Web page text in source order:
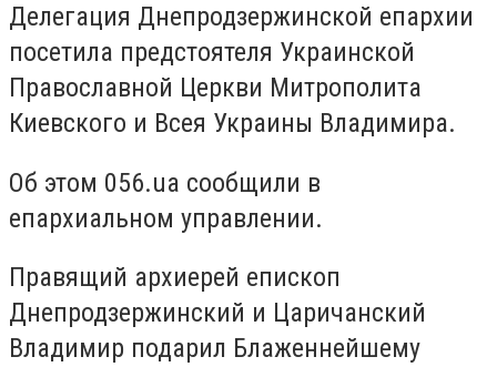
Делегация Днепродзержинской епархии
посетила предстоятеля Украинской
Православной Церкви Митрополита
Киевского и Всея Украины Владимира.
Об этом 056.ua сообщили в
епархиальном управлении.
Правящий архиерей епископ
Днепродзержинский и Царичанский
Владимир подарил Блаженнейшему